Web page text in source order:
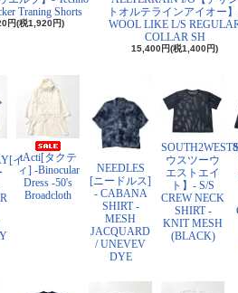
Traning Shorts
円(税1,920円)
トオルテラインアイオー
WOOL LIKE L/S
COLLAR SH
15,400円(税1,400円)
イtActi[タクテ
ィ] -Binocular
Dress -50's
Broadcloth
NEEDLES
[ニードルス]
- CABANA
SHIRT -
MESH
JACQUARD
/ UNEVEV
DYE
ウスツーウ
エストエイ
ト】- S/S
CREW NECK
SHIRT -
KNIT MESH
(BLACK)